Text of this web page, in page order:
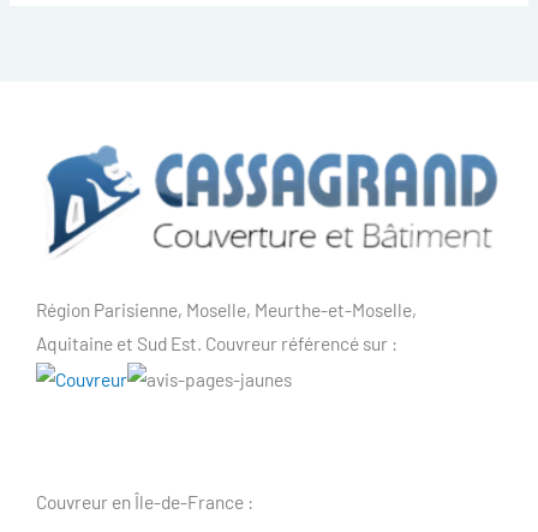
Région Parisienne, Moselle, Meurthe-et-Moselle,
Aquitaine et Sud Est. Couvreur référencé sur :
Couvreur en Île-de-France :